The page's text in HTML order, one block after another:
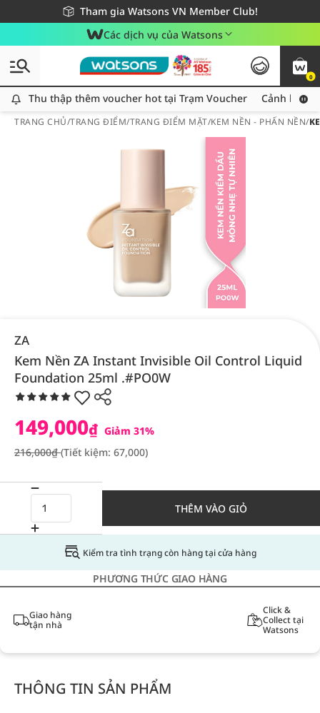
Tham gia Watsons VN Member Club!
Miễn phí giao hàng cho đơn hàng từ 249,000Đ
Giao hàng nhanh 24h - Áp dụng khu vực TP. Hồ Chí Minh
Các dịch vụ của Watsons
0
Thu thập thêm voucher hot tại Trạm Voucher
Thu thập thêm voucher hot tại Trạm Voucher Cảnh báo
TRANG CHỦ/TRANG ĐIỂM/TRANG ĐIỂM MẶT/KEM NỀN - PHẤN NỀN/
ZA
Kem Nền ZA Instant Invisible Oil Control Liquid
Foundation 25ml .#PO0W
149,000₫ Giảm 31%
216,000₫(Tiết kiệm: 67,000)
THÊM VÀO GIỎ
Kiểm tra tình trạng còn hàng tại cửa hàng
PHƯƠNG THỨC GIAO HÀNG
Giao hàng
tận nhà
Click &
Collect tại
Watsons
THÔNG TIN SẢN PHẨM